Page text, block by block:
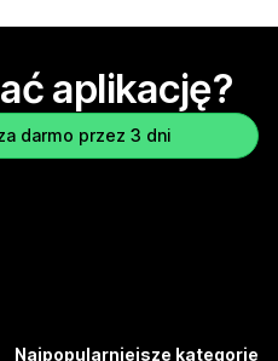
aplikację?
darmo przez 3 dni
Najpopularniejsze kategorie